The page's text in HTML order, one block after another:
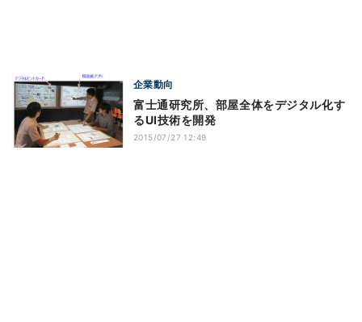
企業動向
富士通研究所、部屋全体をデジタル化す
るUI技術を開発
2015/07/27 12:49